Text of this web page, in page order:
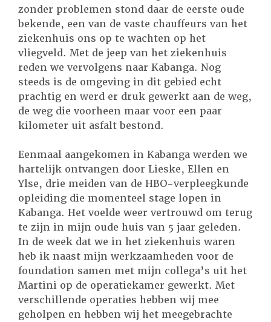
zonder problemen stond daar de eerste oude
bekende, een van de vaste chauffeurs van het
ziekenhuis ons op te wachten op het
vliegveld. Met de jeep van het ziekenhuis
reden we vervolgens naar Kabanga. Nog
steeds is de omgeving in dit gebied echt
prachtig en werd er druk gewerkt aan de weg,
de weg die voorheen maar voor een paar
kilometer uit asfalt bestond.
Eenmaal aangekomen in Kabanga werden we
hartelijk ontvangen door Lieske, Ellen en
Ylse, drie meiden van de HBO-verpleegkunde
opleiding die momenteel stage lopen in
Kabanga. Het voelde weer vertrouwd om terug
te zijn in mijn oude huis van 5 jaar geleden.
In de week dat we in het ziekenhuis waren
heb ik naast mijn werkzaamheden voor de
foundation samen met mijn collega’s uit het
Martini op de operatiekamer gewerkt. Met
verschillende operaties hebben wij mee
geholpen en hebben wij het meegebrachte